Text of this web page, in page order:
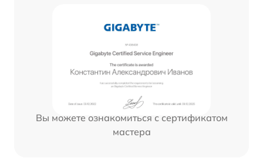
Вы можете ознакомиться с сертификатом
мастера